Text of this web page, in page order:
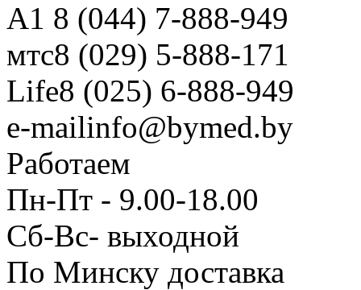
A1 8 (044) 7-888-949
мтс8 (029) 5-888-171
Life8 (025) 6-888-949
e-mailinfo@bymed.by
Работаем
Пн-Пт - 9.00-18.00
Сб-Вс- выходной
По Минску доставка